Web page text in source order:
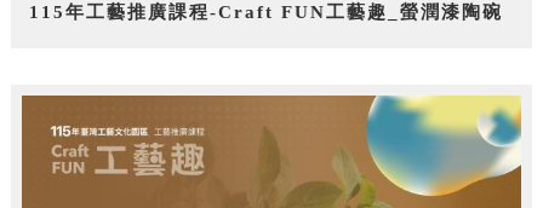
115年工藝推廣課程-Craft FUN工藝趣_螢潤漆陶碗